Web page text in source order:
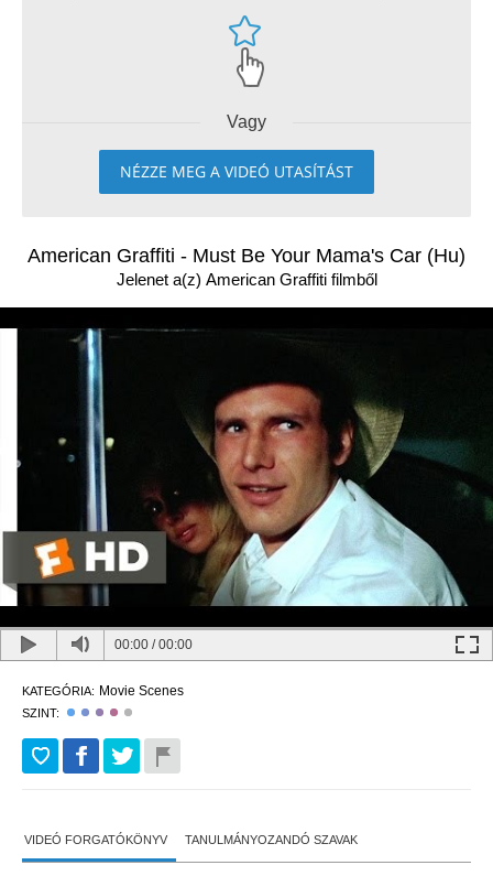
Vagy
NÉZZE MEG A VIDEÓ UTASÍTÁST
American Graffiti - Must Be Your Mama's Car (Hu)
Jelenet a(z) American Graffiti filmből
00:00 /00:00
KATEGÓRIA: Movie Scenes
SZINT:
VIDEÓ FORGATÓKÖNYV TANULMÁNYOZANDÓ SZAVAK